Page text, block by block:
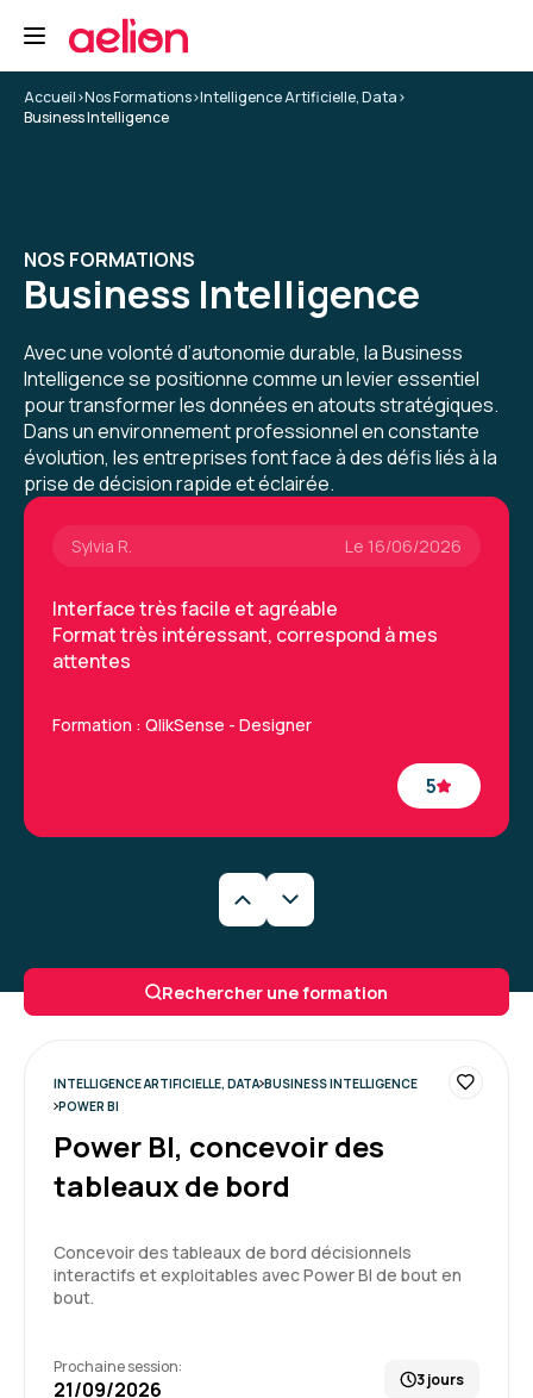
Accueil>Nos Formations>Intelligence Artificielle, Data>
Business Intelligence
NOS FORMATIONS
Business Intelligence
Avec une volonté d’autonomie durable, la Business
Intelligence se positionne comme un levier essentiel
pour transformer les données en atouts stratégiques.
Dans un environnement professionnel en constante
évolution, les entreprises font face à des défis liés à la
prise de décision rapide et éclairée.
4
vélos
Formation : Power BI, expertise
Sylvia R. Le 16/06/2026
5
Interface très facile et agréable
Format très intéressant, correspond à mes
attentes
Formation : QlikSense - Designer
Formateur très bon pédagogue, à l'écoute et
patient, je suis très satisfait du déroulé de ma
Formation : QlikSense - Designer
Christophe P. Le 20/04/2026
Points fort
-Beaucoup d'exercices pratiques
Rechercher une formation
INTELLIGENCE ARTIFICIELLE, DATA BUSINESS INTELLIGENCE
POWER BI
Power BI, concevoir des
tableaux de bord
Concevoir des tableaux de bord décisionnels
interactifs et exploitables avec Power BI de bout en
bout.
Prochaine session:
21/09/2026 3 jours